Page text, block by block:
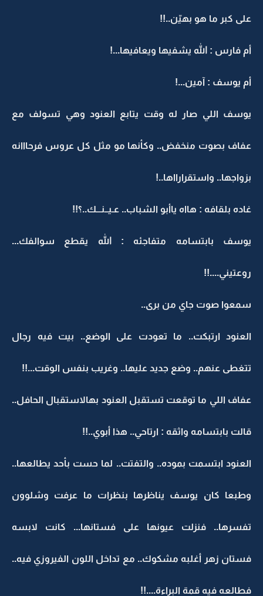
على كبر ما هو بهيّن..!!
أم فارس : الله يشفيها ويعافيها...!
أم يوسف : آمين...!
يوسف اللي صار له وقت يتابع العنود وهي تسولف مع
عفاف بصوت منخفض.. وكأنها مو مثل كل عروس فرحااانه
بزواجها.. واستقرارااها..!
غاده بلقافه : هااه ياأبو الشباب.. عـيــنـــك..؟!!
يوسف بابتسامه متفاجئه : الله يقطع سوالفك...
روعتيني....!!
سمعوا صوت جاي من برى..
العنود ارتبكت.. ما تعودت على الوضع.. بيت فيه رجال
تتغطى عنهم.. وضع جديد عليها.. وغريب بنفس الوقت...!!
عفاف اللي ما توقعت تستقبل العنود بهالاستقبال الحافل..
قالت بابتسامه واثقه : ارتاحي.. هذا أبوي..!!
العنود ابتسمت بموده.. والتفتت.. لما حست بأحد يطالعها..
وطبعا كان يوسف يناظرها بنظرات ما عرفت وشلوون
تفسرها.. فنزلت عيونها على فستانها... كانت لابسه
فستان زهر أغلبه مشكوك.. مع تداخل اللون الفيروزي فيه..
فطالعه فيه قمة البراءة....!!